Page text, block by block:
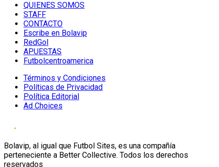
QUIENES SOMOS
STAFF
CONTACTO
Escribe en Bolavip
RedGol
APUESTAS
Futbolcentroamerica
Términos y Condiciones
Políticas de Privacidad
Política Editorial
Ad Choices
Bolavip, al igual que Futbol Sites, es una compañía
perteneciente a Better Collective. Todos los derechos
reservados